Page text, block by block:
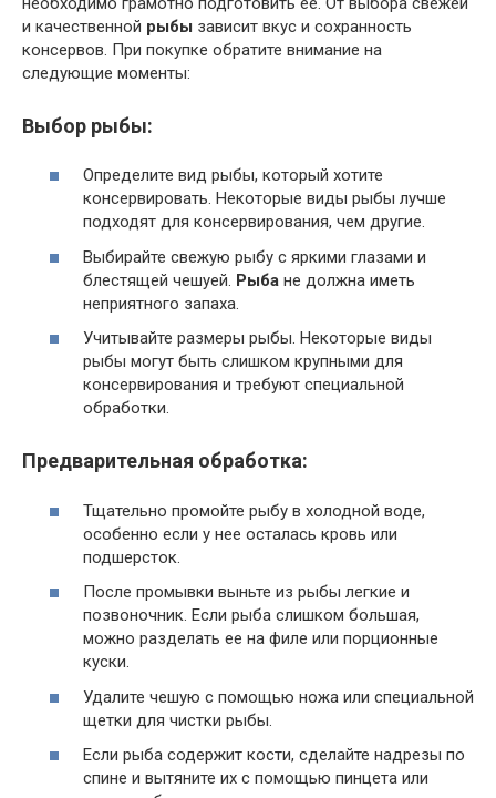
и качественной рыбы зависит вкус и сохранность
консервов. При покупке обратите внимание на
следующие моменты:
Выбор рыбы:
Определите вид рыбы, который хотите
консервировать. Некоторые виды рыбы лучше
подходят для консервирования, чем другие.
Выбирайте свежую рыбу с яркими глазами и
блестящей чешуей. Рыба не должна иметь
неприятного запаха.
Учитывайте размеры рыбы. Некоторые виды
рыбы могут быть слишком крупными для
консервирования и требуют специальной
обработки.
Предварительная обработка:
Тщательно промойте рыбу в холодной воде,
особенно если у нее осталась кровь или
подшерсток.
После промывки выньте из рыбы легкие и
позвоночник. Если рыба слишком большая,
можно разделать ее на филе или порционные
куски.
Удалите чешую с помощью ножа или специальной
щетки для чистки рыбы.
Если рыба содержит кости, сделайте надрезы по
спине и вытяните их с помощью пинцета или